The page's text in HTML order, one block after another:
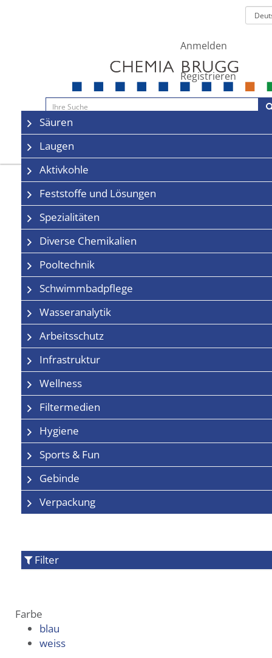
Anmelden
Registrieren
Navigation
Säuren
Laugen
Aktivkohle
Feststoffe und Lösungen
Spezialitäten
Diverse Chemikalien
Pooltechnik
Schwimmbadpflege
Wasseranalytik
Arbeitsschutz
Infrastruktur
Wellness
Filtermedien
Hygiene
Sports & Fun
Gebinde
Verpackung
Filter
Farbe
blau
weiss